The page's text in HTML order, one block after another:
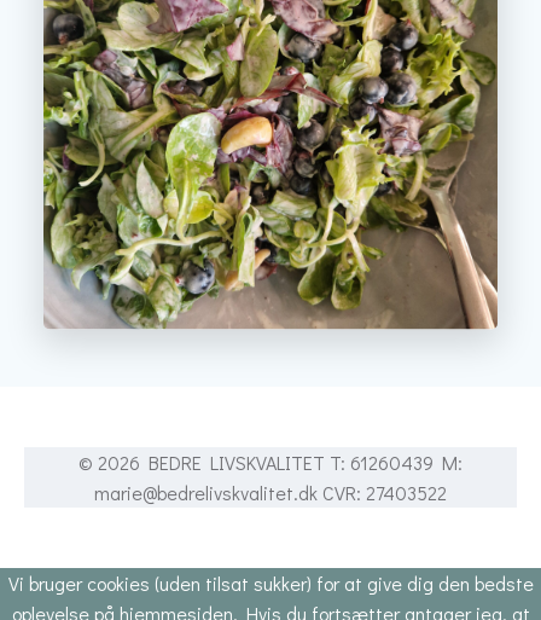
© 2026 BEDRE LIVSKVALITET T: 61260439 M:
marie@bedrelivskvalitet.dk CVR: 27403522
Vi bruger cookies (uden tilsat sukker) for at give dig den bedste
oplevelse på hjemmesiden. Hvis du fortsætter antager jeg, at